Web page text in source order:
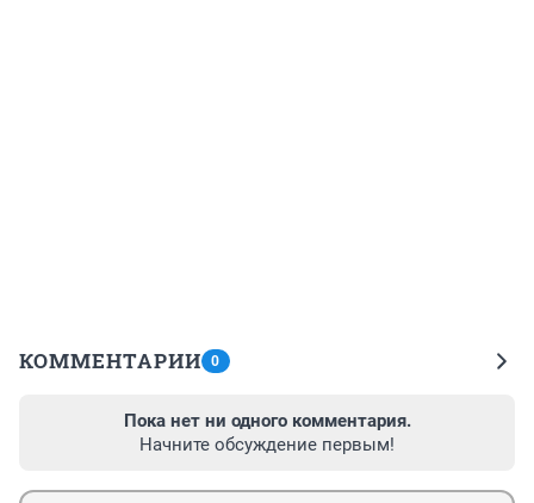
КОММЕНТАРИИ 0
Пока нет ни одного комментария.
Начните обсуждение первым!